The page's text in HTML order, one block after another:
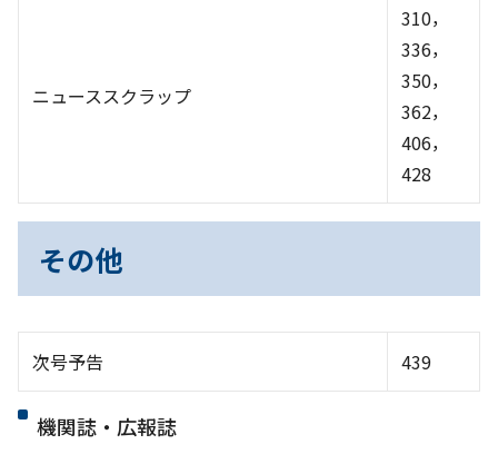
ニューススクラップ
310，
336，
350，
362，
406，
428
その他
次号予告 439
機関誌・広報誌